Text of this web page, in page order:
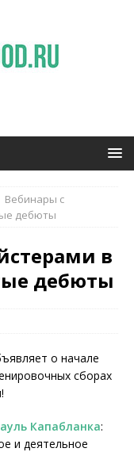
Вебинары с
дебюты
в
дебюты
о начале
сборах
Капабланка:
и деятельное